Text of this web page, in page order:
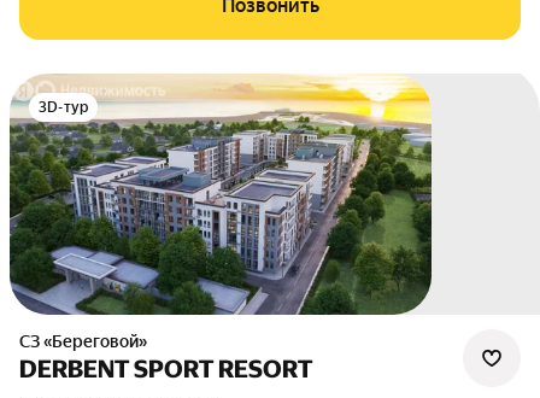
Позвонить
3D-тур
СЗ «Береговой»
DERBENT SPORT RESORT